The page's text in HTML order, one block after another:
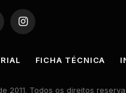
Instagram
FICHA TÉCNICA
2011. Todos os direitos